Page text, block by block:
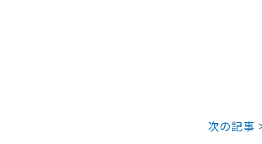
次の記事